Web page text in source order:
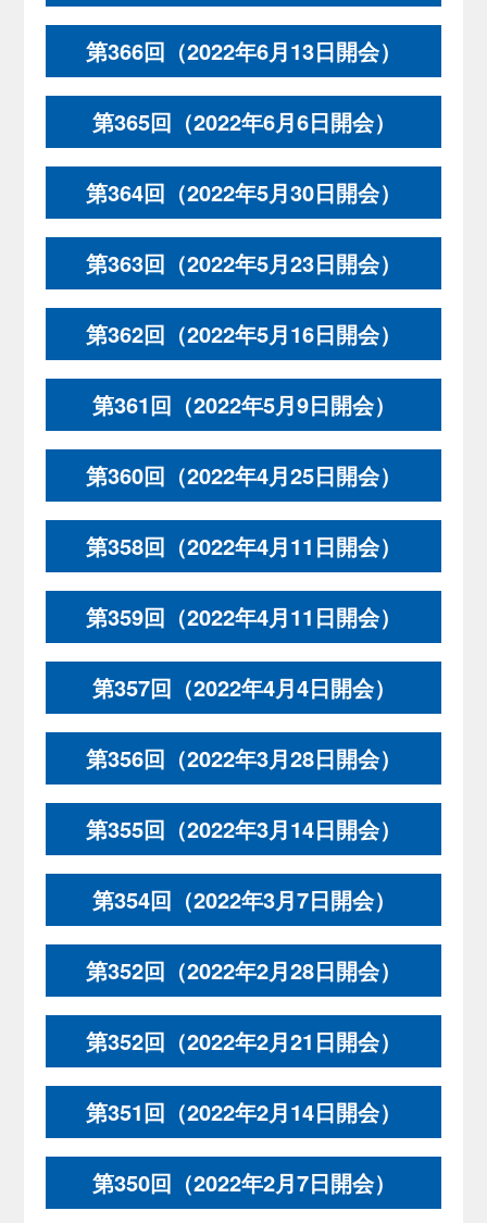
第366回（2022年6月13日開会）
第365回（2022年6月6日開会）
第364回（2022年5月30日開会）
第363回（2022年5月23日開会）
第362回（2022年5月16日開会）
第361回（2022年5月9日開会）
第360回（2022年4月25日開会）
第358回（2022年4月11日開会）
第359回（2022年4月11日開会）
第357回（2022年4月4日開会）
第356回（2022年3月28日開会）
第355回（2022年3月14日開会）
第354回（2022年3月7日開会）
第352回（2022年2月28日開会）
第352回（2022年2月21日開会）
第351回（2022年2月14日開会）
第350回（2022年2月7日開会）